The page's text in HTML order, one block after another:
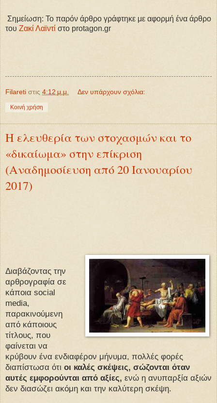
Σημείωση: Το παρόν άρθρο γράφτηκε με αφορμή ένα άρθρο
του Ζακί Λαϊντί στο protagon.gr
Filareti στις 4:12 μ.μ. Δεν υπάρχουν σχόλια:
Κοινή χρήση
Η ελευθερία των στοχασμών και το
«δικαίωμα» στην επίκριση
(Αναδημοσίευση από 20 Ιανουαρίου
2017)
Διαβάζοντας την
αρθρογραφία σε
κάποια social
media,
παρακινούμενη
από κάποιους
τίτλους, που
φαίνεται να
κρύβουν ένα ενδιαφέρον μήνυμα, πολλές φορές
διαπίστωσα ότι οι καλές σκέψεις, σώζονται όταν
αυτές εμφορούνται από αξίες, ενώ η ανυπαρξία αξιών
δεν διασώζει ακόμη και την καλύτερη σκέψη.